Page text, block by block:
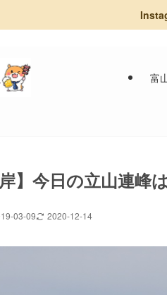
富
岸】今日の立山連峰
03-09 2020-12-14